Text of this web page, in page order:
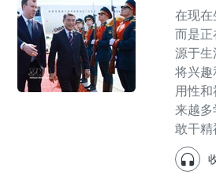
在现在
而是正
源于生
将兴趣
用性
来越多
敢干精